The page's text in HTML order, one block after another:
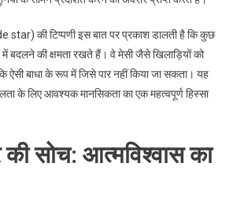
star) की टिप्पणी इस बात पर प्रकाश डालती है कि कुछ
में बदलने की क्षमता रखते हैं। वे मेसी जैसे खिलाड़ियों को
बाधा के रूप में जिसे पार नहीं किया जा सकता। यह
के लिए आवश्यक मानसिकता का एक महत्वपूर्ण हिस्सा
की सोच: आत्मविश्वास का